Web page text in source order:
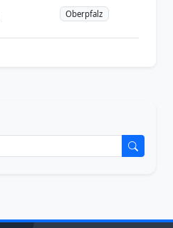
Oberpfalz